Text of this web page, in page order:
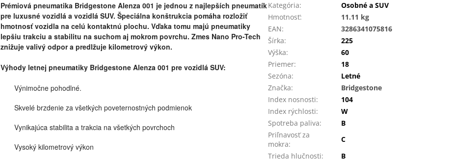
Prémiová pneumatika Bridgestone Alenza 001 je jednou z najlepších pneumatík
pre luxusné vozidlá a vozidlá SUV. Špeciálna konštrukcia pomáha rozložiť
hmotnosť vozidla na celú kontaktnú plochu. Vďaka tomu majú pneumatiky
lepšiu trakciu a stabilitu na suchom aj mokrom povrchu. Zmes Nano Pro-Tech
znižuje valivý odpor a predlžuje kilometrový výkon.
Výhody letnej pneumatiky Bridgestone Alenza 001 pre vozidlá SUV:
Výnimočne pohodlné.
Skvelé brzdenie za všetkých poveternostných podmienok
Vynikajúca stabilita a trakcia na všetkých povrchoch
Vysoký kilometrový výkon
Kategória:
Osobné a SUV
Hmotnosť:
11.11 kg
EAN:
3286341075816
Šírka:
225
Výška:
60
Priemer:
18
Sezóna:
Letné
Značka:
Bridgestone
Index nosnosti:
104
Index rýchlosti:
W
Spotreba paliva:
B
Priľnavosť za
mokra:
C
Trieda hlučnosti:
B